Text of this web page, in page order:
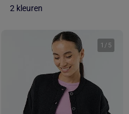
2 kleuren
1 / 5